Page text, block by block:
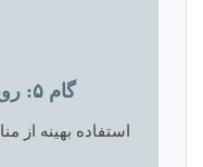
گام ۵: رویکرد ارزان و کارآمد
استفاده بهینه از